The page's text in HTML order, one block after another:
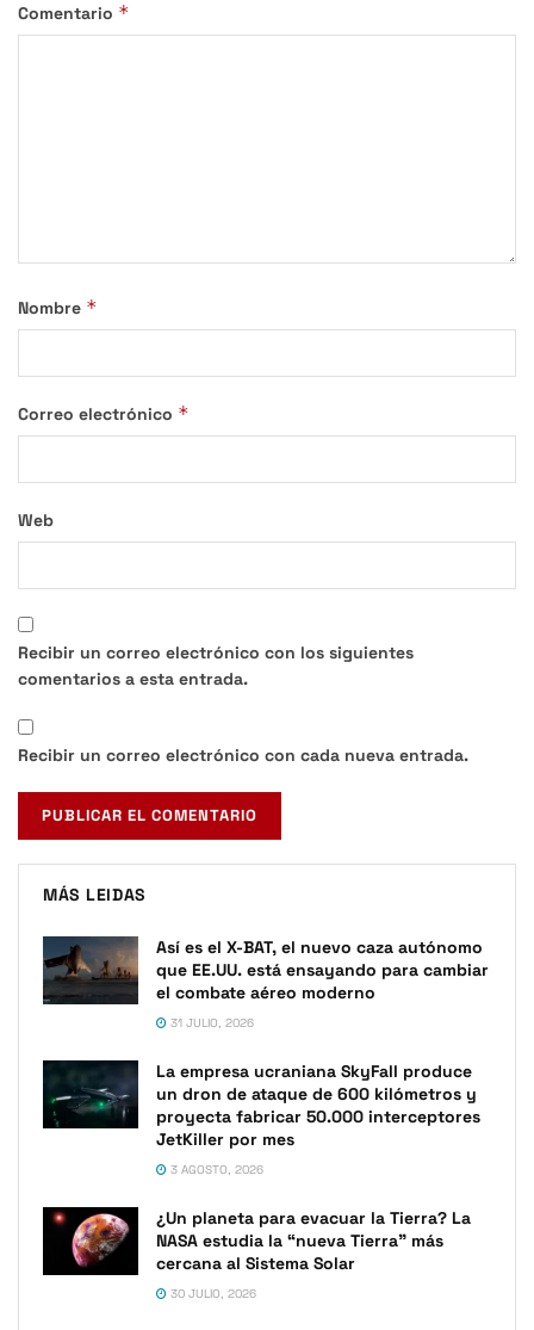
Comentario *
Nombre *
Correo electrónico *
Web
Recibir un correo electrónico con los siguientes
comentarios a esta entrada.
Recibir un correo electrónico con cada nueva entrada.
MÁS LEIDAS
Así es el X-BAT, el nuevo caza autónomo
que EE.UU. está ensayando para cambiar
el combate aéreo moderno
31 JULIO, 2026
La empresa ucraniana SkyFall produce
un dron de ataque de 600 kilómetros y
proyecta fabricar 50.000 interceptores
JetKiller por mes
3 AGOSTO, 2026
¿Un planeta para evacuar la Tierra? La
NASA estudia la “nueva Tierra” más
cercana al Sistema Solar
30 JULIO, 2026